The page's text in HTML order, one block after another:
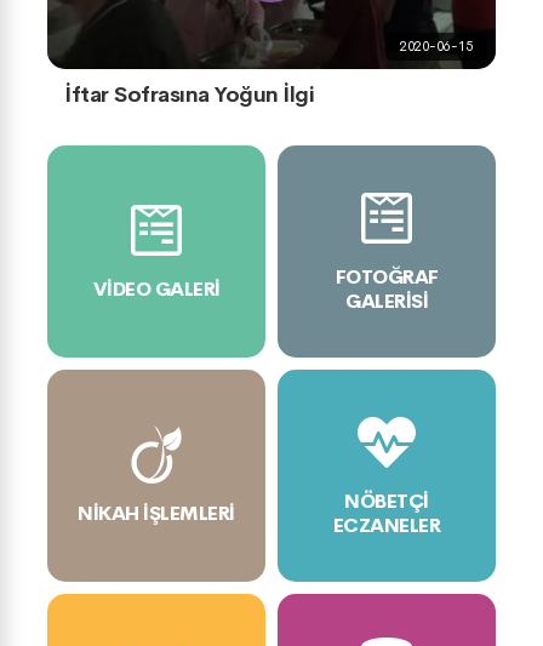
2020-06-15
İftar Sofrasına Yoğun İlgi
VIDEO GALERI
FOTOĞRAF
GALERISI
NIKAH İŞLEMLERI
NÖBETÇI
ECZANELER